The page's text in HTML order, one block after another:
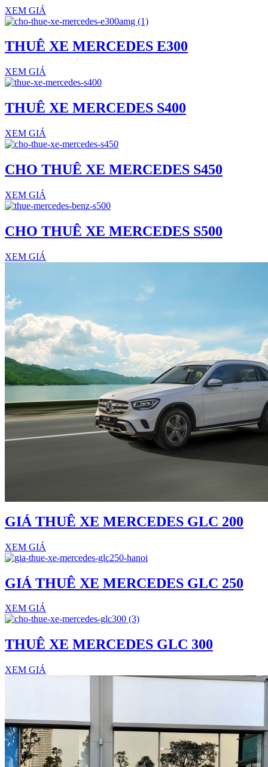
XEM GIÁ
THUÊ XE MERCEDES E300
XEM GIÁ
THUÊ XE MERCEDES S400
XEM GIÁ
CHO THUÊ XE MERCEDES S450
XEM GIÁ
CHO THUÊ XE MERCEDES S500
XEM GIÁ
GIÁ THUÊ XE MERCEDES GLC 200
XEM GIÁ
GIÁ THUÊ XE MERCEDES GLC 250
XEM GIÁ
THUÊ XE MERCEDES GLC 300
XEM GIÁ